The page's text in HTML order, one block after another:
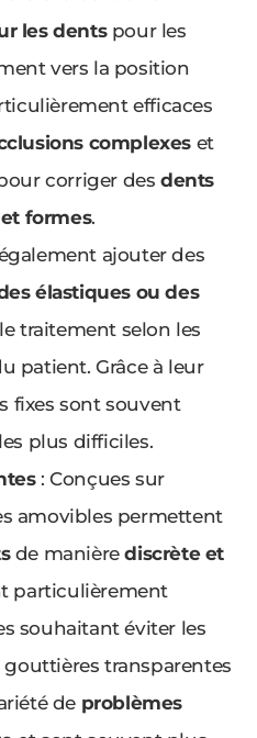
les dentspour les
vers la position
efficaces
complexes et
corriger desdents
formes.
ajouter des
élastiques ou des
traitement selon les
patient. Grâce à leur
fixes sont souvent
plus difficiles.
: Conçues sur
amovibles permettent
de manièrediscrète et
particulièrement
souhaitant éviter les
gouttières transparentes
de problèmes